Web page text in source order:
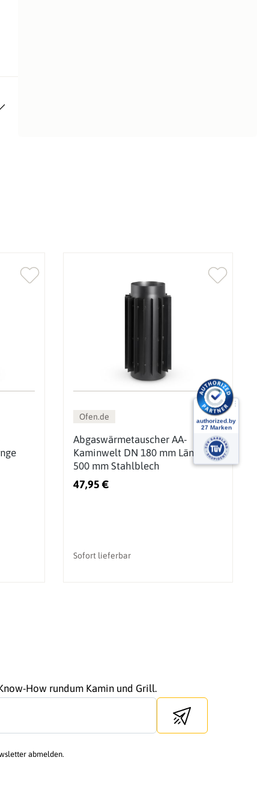
Ofen.de
Abgaswärmetauscher AA-
Kaminwelt DN 180 mm Länge
500 mm Stahlblech
47,95 €
Sofort lieferbar
How rundum Kamin und Grill.
Send newsletter
abmelden.